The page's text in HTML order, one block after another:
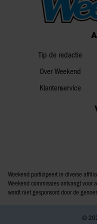
informatie over uw
partners voor social
partners kunnen deze
verzameld op basis
gaat akkoord met onze
Tip de redactie
Over Weekend
Klantenservice
Weekend participeert in diverse
Weekend commissies ontvangt voor
wordt niet gesponsord door de
©